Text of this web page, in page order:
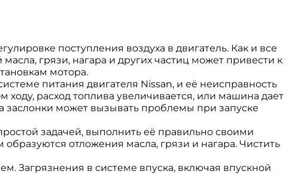
поступления воздуха в двигатель. Как и все
грязи, нагара и других частиц может привести к
мотора.
питания двигателя Nissan, и её неисправность
расход топлива увеличивается, или машина дает
заслонки может вызывать проблемы при запуске
задачей, выполнить её правильно своими
отложения масла, грязи и нагара. Чистить
Загрязнения в системе впуска, включая впускной